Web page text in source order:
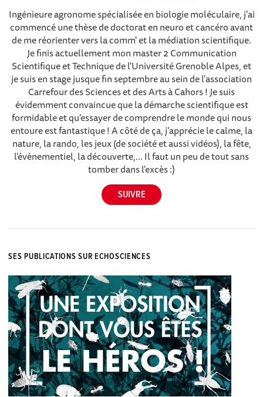
Ingénieure agronome spécialisée en biologie moléculaire, j'ai
commencé une thèse de doctorat en neuro et cancéro avant
de me réorienter vers la comm' et la médiation scientifique.
Je finis actuellement mon master 2 Communication
Scientifique et Technique de l'Université Grenoble Alpes, et
je suis en stage jusque fin septembre au sein de l'association
Carrefour des Sciences et des Arts à Cahors ! Je suis
évidemment convaincue que la démarche scientifique est
formidable et qu'essayer de comprendre le monde qui nous
entoure est fantastique ! A côté de ça, j'apprécie le calme, la
nature, la rando, les jeux (de société et aussi vidéos), la fête,
l'évènementiel, la découverte,... Il faut un peu de tout sans
tomber dans l'excès :)
SES PUBLICATIONS SUR ECHOSCIENCES